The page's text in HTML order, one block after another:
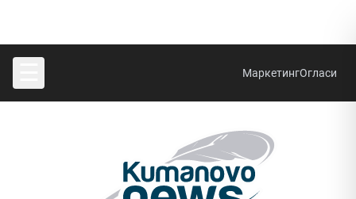
МаркетингОгласи